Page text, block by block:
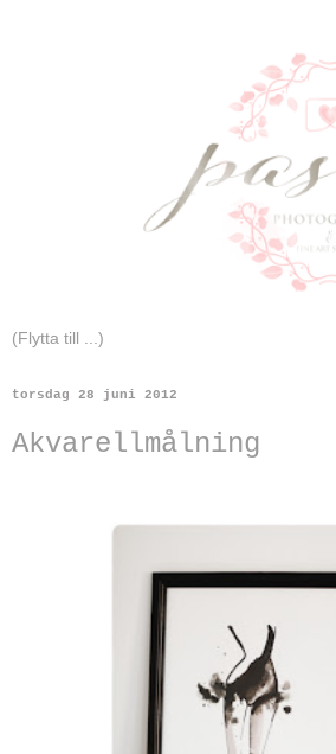
torsdag 28 juni 2012
Akvarellmålning